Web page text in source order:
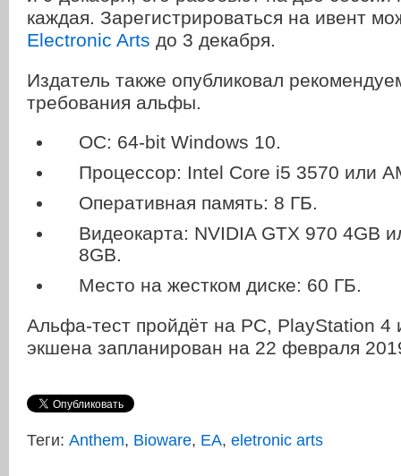
каждая. Зарегистрироваться на ивент
Electronic Arts до 3 декабря.
Издатель также опубликовал
требования альфы.
ОС: 64-bit Windows 10.
Процессор: Intel Core i5 3570 или
Оперативная память: 8 ГБ.
Видеокарта: NVIDIA GTX 970 4GB
8GB.
Место на жестком диске: 60 ГБ.
Альфа-тест пройдёт на PC, PlayStation 4
экшена запланирован на 22 февраля
Теги: Anthem, Bioware, EA, eletronic arts